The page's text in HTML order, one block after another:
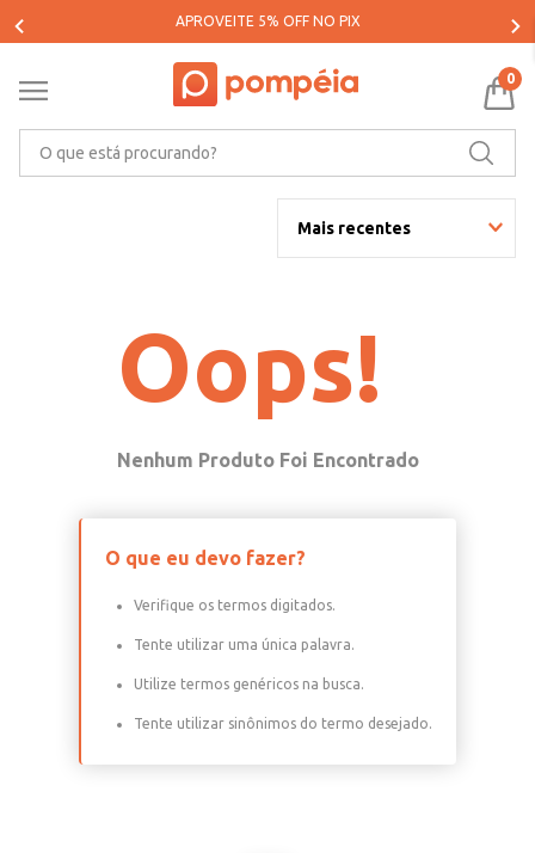
APROVEITE 5% OFF NO PIX
0
Mais recentes
Oops!
O que eu devo fazer?
Verifique os termos digitados.
Tente utilizar uma única palavra.
Utilize termos genéricos na busca.
Tente utilizar sinônimos do termo desejado.